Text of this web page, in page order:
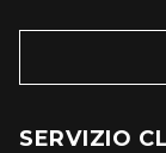
SERVIZIO